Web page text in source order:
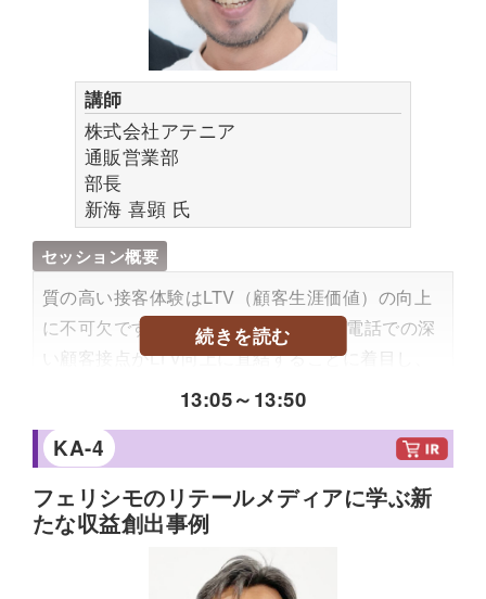
職種：DX 担当、IT 部門、調達部門、営業部門な
受講するメリット
BtoB 領域で急拡大するマーケットプレイスの基
本概念から、在庫リスク削減などの課題解決策、
そして Siemens など欧米トップ企業の最新事例
までを網羅。Mirakl のノウハウが詰まった具体的
な成功モデルを学び、自社ビジネス変革のヒント
を得られます。
こんなニーズや悩みにこたえられる内容です
販売代理店の管理、在庫リスクにお悩みの方、
BtoB ビジネスの変革や新しい収益源を模索中の
方へ。Mirakl の事例からマーケットプレイスによ
る具体的解決策を知ることができます。
プロフィール
オービックにて ERP のセールスからキャリアを
講師
株式会社アテニア
通販営業部
部長
新海 喜顕 氏
セッション概要
質の高い接客体験はLTV（顧客生涯価値）の向上
に不可欠です。アテニアでは、店舗や電話での深
い顧客接点がLTV向上に直結することに着目し、
その「体験」をAI活用によってデジタル上で24時
しました。プロの美容接客をAIで再現する取り組
な体験価値を創出し、LTVを押し上げる戦略を語
ります。
続きを読む
13:05～13:50
KA-4
フェリシモのリテールメディアに学ぶ新
たな収益創出事例